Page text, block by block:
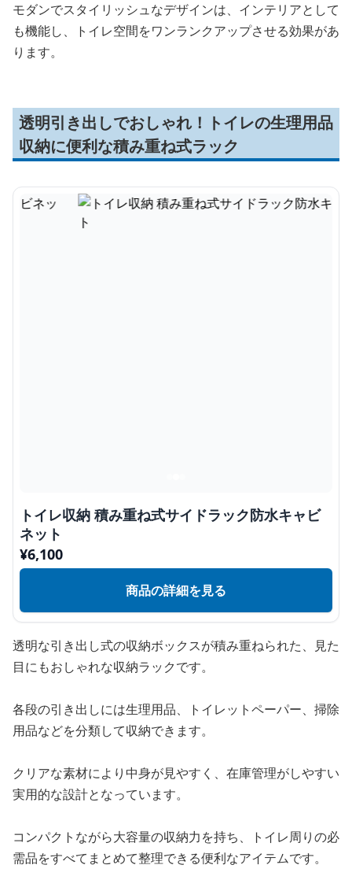
モダンでスタイリッシュなデザインは、インテリアとして
も機能し、トイレ空間をワンランクアップさせる効果があ
ります。
透明引き出しでおしゃれ！トイレの生理用品
収納に便利な積み重ね式ラック
トイレ収納 積み重ね式サイドラック防水キャビ
ネット
¥6,100
商品の詳細を見る
透明な引き出し式の収納ボックスが積み重ねられた、見た
目にもおしゃれな収納ラックです。
各段の引き出しには生理用品、トイレットペーパー、掃除
用品などを分類して収納できます。
クリアな素材により中身が見やすく、在庫管理がしやすい
実用的な設計となっています。
コンパクトながら大容量の収納力を持ち、トイレ周りの必
需品をすべてまとめて整理できる便利なアイテムです。